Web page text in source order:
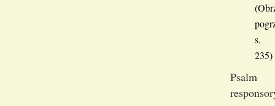
s.
235)
Psalm